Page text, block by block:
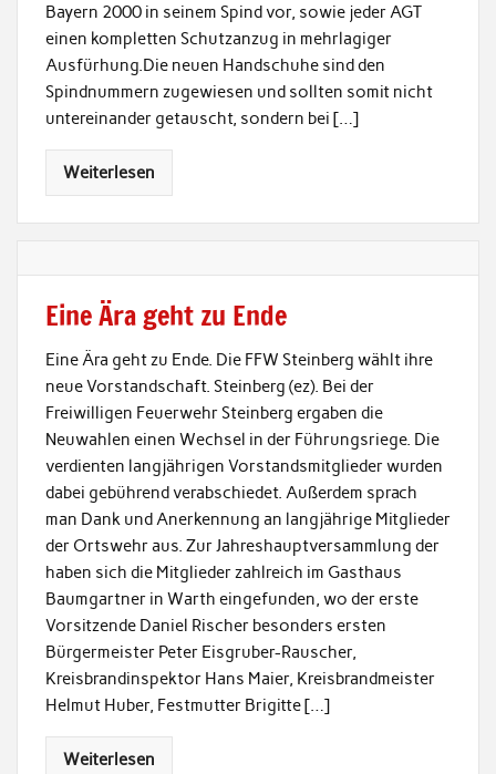
Bayern 2000 in seinem Spind vor, sowie jeder AGT
einen kompletten Schutzanzug in mehrlagiger
Ausfürhung.Die neuen Handschuhe sind den
Spindnummern zugewiesen und sollten somit nicht
untereinander getauscht, sondern bei […]
Weiterlesen
Eine Ära geht zu Ende
Eine Ära geht zu Ende. Die FFW Steinberg wählt ihre
neue Vorstandschaft. Steinberg (ez). Bei der
Freiwilligen Feuerwehr Steinberg ergaben die
Neuwahlen einen Wechsel in der Führungsriege. Die
verdienten langjährigen Vorstandsmitglieder wurden
dabei gebührend verabschiedet. Außerdem sprach
man Dank und Anerkennung an langjährige Mitglieder
der Ortswehr aus. Zur Jahreshauptversammlung der
haben sich die Mitglieder zahlreich im Gasthaus
Baumgartner in Warth eingefunden, wo der erste
Vorsitzende Daniel Rischer besonders ersten
Bürgermeister Peter Eisgruber-Rauscher,
Kreisbrandinspektor Hans Maier, Kreisbrandmeister
Helmut Huber, Festmutter Brigitte […]
Weiterlesen